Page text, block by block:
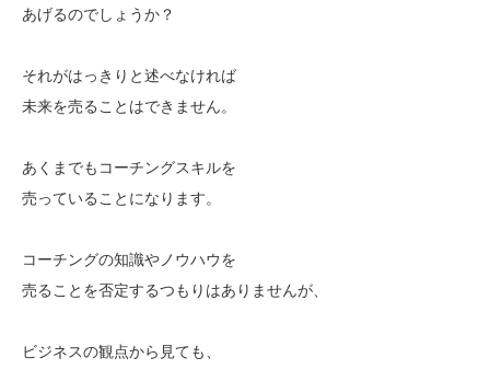
あげるのでしょうか？
それがはっきりと述べなければ
未来を売ることはできません。
あくまでもコーチングスキルを
売っていることになります。
コーチングの知識やノウハウを
売ることを否定するつもりはありませんが、
ビジネスの観点から見ても、